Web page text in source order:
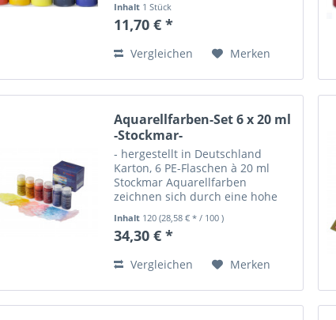
natürliche Transparenz und hohe
Lichtechtheit aus. Die
erweiterten...
Inhalt 1 Stück
11,70 € *
Vergleichen Merken
Aquarellfarben-Set 6 x 20 ml
-Stockmar-
- hergestellt in Deutschland
Karton, 6 PE-Flaschen à 20 ml
Stockmar Aquarellfarben
zeichnen sich durch eine hohe
Transparenz und hohe
Lichtechtheit aus. Die
erweiterten Goetheschen...
Inhalt 120(28,58 € * / 100 )
34,30 € *
Vergleichen Merken